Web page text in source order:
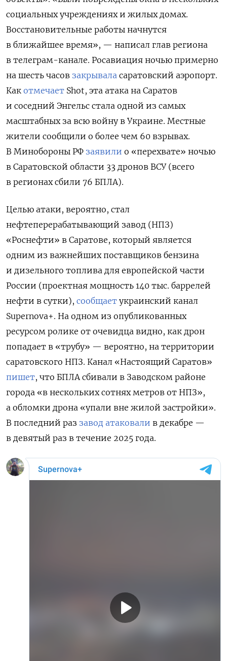
социальных учреждениях и жилых домах.
Восстановительные работы начнутся
в ближайшее время», — написал глав региона
в телеграм-канале. Росавиация ночью примерно
на шесть часов закрывала саратовский аэропорт.
Как отмечает Shot, эта атака на Саратов
и соседний Энгельс стала одной из самых
масштабных за всю войну в Украине. Местные
жители сообщили о более чем 60 взрывах.
В Минобороны РФ заявили о «перехвате» ночью
в Саратовской области 33 дронов ВСУ (всего
в регионах сбили 76 БПЛА).
Целью атаки, вероятно, стал
нефтеперерабатывающий завод (НПЗ)
«Роснефти» в Саратове, который является
одним из важнейших поставщиков бензина
и дизельного топлива для европейской части
России (проектная мощность 140 тыс. баррелей
нефти в сутки), сообщает украинский канал
Supernova+. На одном из опубликованных
ресурсом ролике от очевидца видно, как дрон
попадает в «трубу» — вероятно, на территории
саратовского НПЗ. Канал «Настоящий Саратов»
пишет, что БПЛА сбивали в Заводском районе
города «в нескольких сотнях метров от НПЗ»,
а обломки дрона «упали вне жилой застройки».
В последний раз завод атаковали в декабре —
в девятый раз в течение 2025 года.